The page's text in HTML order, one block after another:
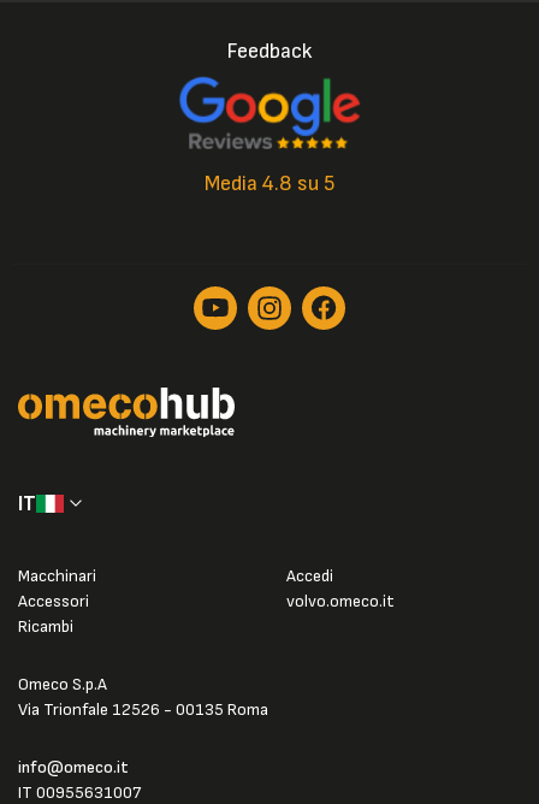
Feedback
Media 4.8 su 5
IT
Omeco S.p.A
Via Trionfale 12526 - 00135 Roma
info@omeco.it
IT 00955631007
Macchinari
Accessori
Ricambi
Accedi
volvo.omeco.it